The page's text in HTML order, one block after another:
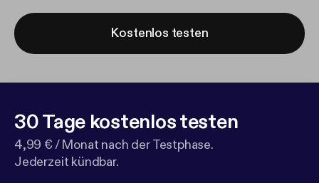
Kostenlos testen
30 Tage kostenlos testen
4,99 € / Monat nach der Testphase.
Jederzeit kündbar.